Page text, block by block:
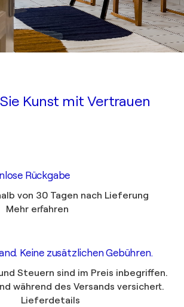
Kunst mit Vertrauen
Rückgabe
von 30 Tagen nach Lieferung
Mehr erfahren
Keine zusätzlichen Gebühren.
Steuern sind im Preis inbegriffen.
während des Versands versichert.
Lieferdetails